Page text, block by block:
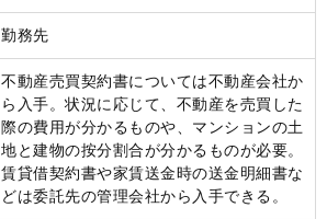
勤務先
不動産売買契約書については不動産会社か
ら入手。状況に応じて、不動産を売買した
際の費用が分かるものや、マンションの土
地と建物の按分割合が分かるものが必要。
賃貸借契約書や家賃送金時の送金明細書な
どは委託先の管理会社から入手できる。